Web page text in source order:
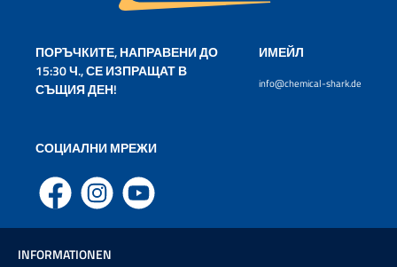
ПОРЪЧКИТЕ, НАПРАВЕНИ ДО
15:30 Ч., СЕ ИЗПРАЩАТ В
СЪЩИЯ ДЕН!
ИМЕЙЛ
info@chemical-shark.de
СОЦИАЛНИ МРЕЖИ
Facebook Instagram YouTube
INFORMATIONEN